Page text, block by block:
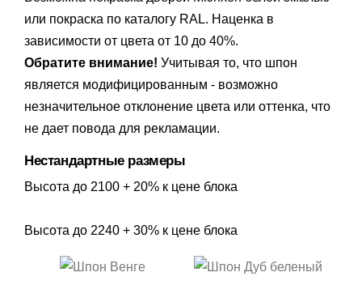
или покраска по каталогу RAL. Наценка в
зависимости от цвета от 10 до 40%.
Обратите внимание! Учитывая то, что шпон
является модифицированным - возможно
незначительное отклонение цвета или оттенка, что
не дает повода для рекламации.
Нестандартные размеры
Высота до 2100 + 20% к цене блока
Высота до 2240 + 30% к цене блока